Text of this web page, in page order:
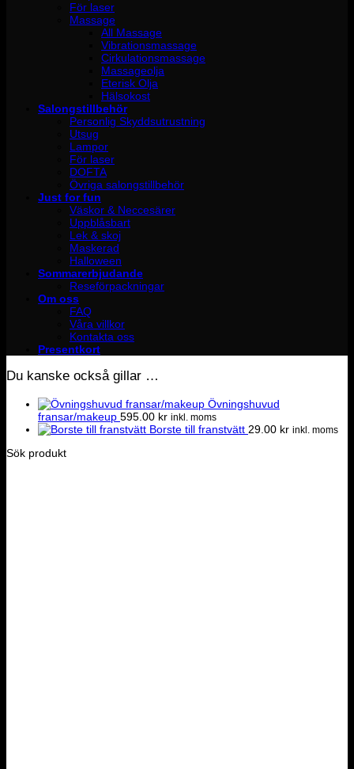
För laser
Massage
All Massage
Vibrationsmassage
Cirkulationsmassage
Massageolja
Eterisk Olja
Hälsokost
Salongstillbehör
Personlig Skyddsutrustning
Utsug
Lampor
För laser
DOFTA
Övriga salongstillbehör
Just for fun
Väskor & Neccesärer
Uppblåsbart
Lek & skoj
Maskerad
Halloween
Sommarerbjudande
Reseförpackningar
Om oss
FAQ
Våra villkor
Kontakta oss
Presentkort
Du kanske också gillar …
Övningshuvud
fransar/makeup 595.00 kr inkl. moms
Borste till franstvätt 29.00 kr inkl. moms
Sök produkt